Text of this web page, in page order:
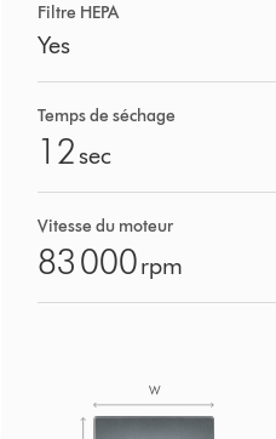
Filtre HEPA
Yes
Temps de séchage
12sec
Vitesse du moteur
83 000rpm